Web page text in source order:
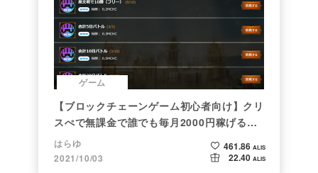
ゲーム
【ブロックチェーンゲーム初心者向け】クリ
スぺで無課金で誰でも毎月2000円稼げる時
代がきた
はらゆ
2021/10/03
461.86 ALIS
22.40 ALIS